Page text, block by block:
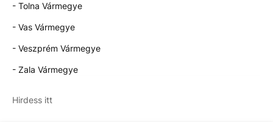
- Tolna Vármegye
- Vas Vármegye
- Veszprém Vármegye
- Zala Vármegye
Hirdess itt